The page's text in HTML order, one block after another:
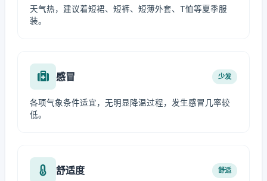
天气热，建议着短裙、短裤、短薄外套、T恤等夏季服
装。
感冒 少发
各项气象条件适宜，无明显降温过程，发生感冒几率较
低。
舒适度 舒适